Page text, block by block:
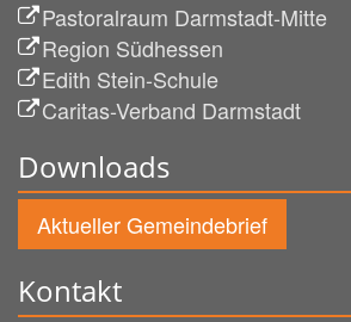
Pastoralraum Darmstadt-Mitte
Region Südhessen
Edith Stein-Schule
Caritas-Verband Darmstadt
Downloads
Aktueller Gemeindebrief
Kontakt